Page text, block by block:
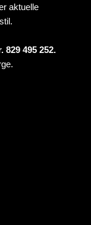
aktuelle
495 252.